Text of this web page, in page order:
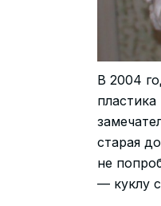
В 2004
старая
не
— куклу